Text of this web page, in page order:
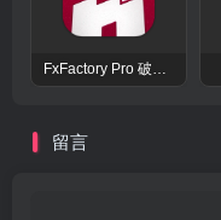
FxFactory Pro 破解版 视觉效果插件工具包
留言